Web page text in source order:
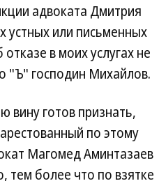
адвоката Дмитрия
устных или письменных
в моих услугах не
"Ъ" господин Михайлов.
готов признать,
по этому
Магомед Аминтазаев
тем более что по взятке